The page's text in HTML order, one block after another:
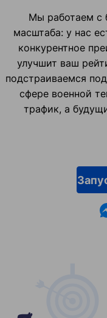
Мы работаем с
масштаба: у нас
конкурентное
улучшит ваш
подстраиваемся
сфере военной
трафик, а